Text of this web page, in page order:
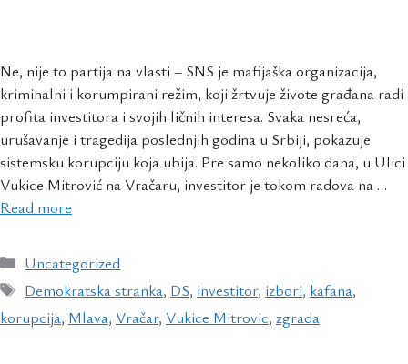
Ne, nije to partija na vlasti – SNS je mafijaška organizacija,
kriminalni i korumpirani režim, koji žrtvuje živote građana radi
profita investitora i svojih ličnih interesa. Svaka nesreća,
urušavanje i tragedija poslednjih godina u Srbiji, pokazuje
sistemsku korupciju koja ubija. Pre samo nekoliko dana, u Ulici
Vukice Mitrović na Vračaru, investitor je tokom radova na …
Read more
Uncategorized
Demokratska stranka, DS, investitor, izbori, kafana,
korupcija, Mlava, Vračar, Vukice Mitrovic, zgrada